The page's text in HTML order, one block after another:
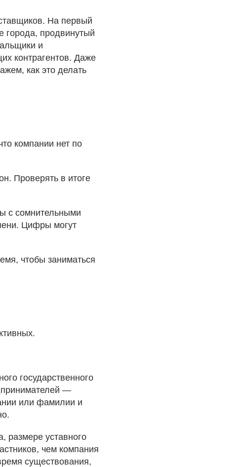
На первый
города, продвинутый
и
контрагентов. Даже
как это делать
компании нет по
Проверять в итоге
с сомнительными
Цифры могут
чтобы заниматься
государственного
—
или фамилии и
размере уставного
чем компания
существования,